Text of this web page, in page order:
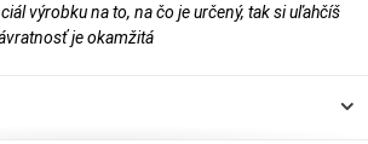
výrobku na to, na čo je určený, tak si uľahčíš
je okamžitá